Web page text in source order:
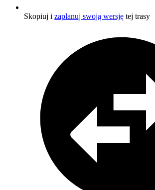
Skopiuj i zaplanuj swoją wersję tej trasy